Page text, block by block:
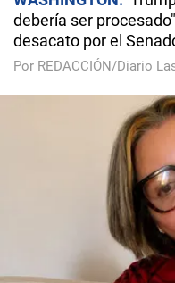
debería ser
desacato por el
Por REDACCIÓN/Diario